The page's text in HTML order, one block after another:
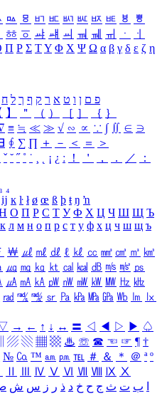
ㅰ ㅱ ㅲ ㅳ ㅴ ㅵ ㅶ ㅷ ㅸ
ㅹ
ㆅ ㆆ ㆇ ㆈ ㆉ ㆊ ㆋ ㆌ ㆍ
ㆎ
Π Ρ Σ ΤΥ Φ Χ Ψ Ω α β γ δ ε ζ η
פ ם ן ו ט א ר ק ף ך ל ח
】 ＂ （ ） ［ ］ ｛ ｝
≡ ≒ ≪ ≫ √ ∽ ∝ ∵ ∫ ∬ ∈ ∋
∮ ∑ ∏ ＋ － ＜ ＝
＞
ˇ ˘ ˝ ˚ ˙ ¸ ¡ ¿ ː ！ ＇ ， ． ／
：
₃ ₄
ĳ ĸ ŀ ł ø œ ß þ ŧ ŋ ŉ
О П Р С Т У Ф Х Ц Ч Ш Щ Ъ
к л м н о п р с т у ф х ц ч ш щ ъ
￦ ㎕ ㎖ ㎗ ℓ ㎘ ㏄ ㎣ ㎤ ㎥ ㎦
㎍ ㎎ ㎏ ㏏ ㎈ ㎉ ㏈ ㎧ ㎨ ㎰
㎂ ㎃ ㎄ ㎺ ㎻ ㎽ ㎾ ㎿ ㎐ ㎑
㎭ ㎮ ㎯ ㏛ ㎩ ㎪ ㎫ ㎬ ㏝ ㏐
㏓
→ ← ↑ ↓ ↔ 〓 ◁ ◀ ▷ ▶ ♤
▨ ▧ ▦ ▩ ♨ ☏ ☎ ☜ ☞ ¶ †
№ ㏇ ™ ㏂ ㏘ ℡ ＃ ＆ ＊ ＠ ª º
Ⅳ Ⅴ Ⅵ Ⅶ Ⅷ Ⅸ Ⅹ
ب ت ث ج ح خ د ذ ر ز س ش